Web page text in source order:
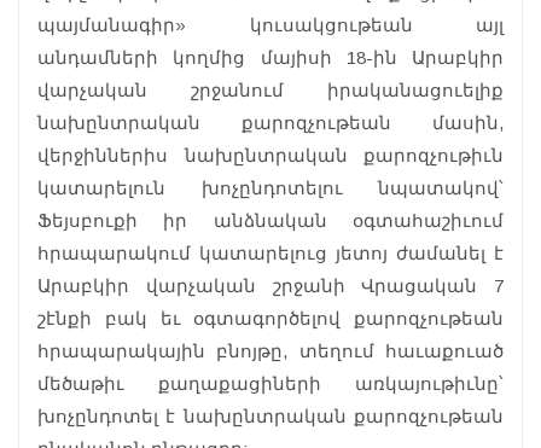
պայմանագիր» կուսակցութեան այլ
անդամների կողմից մայիսի 18-ին Արաբկիր
վարչական շրջանում իրականացուելիք
նախընտրական քարոզչութեան մասին,
վերջիններիս նախընտրական քարոզչութիւն
կատարելուն խոչընդոտելու նպատակով՝
Ֆեյսբուքի իր անձնական օգտահաշիւում
հրապարակում կատարելուց յետոյ ժամանել է
Արաբկիր վարչական շրջանի Վրացական 7
շէնքի բակ եւ օգտագործելով քարոզչութեան
հրապարակային բնոյթը, տեղում հաւաքուած
մեծաթիւ քաղաքացիների առկայութիւնը՝
խոչընդոտել է նախընտրական քարոզչութեան